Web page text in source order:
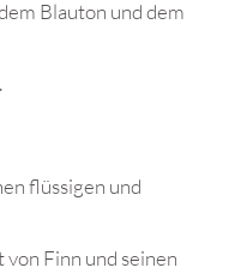
Blauton und dem
flüssigen und
Finn und seinen